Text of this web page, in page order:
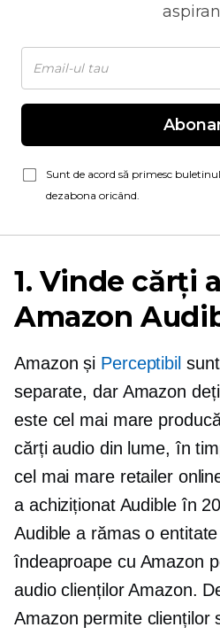
Sunt de acord să primesc
dezabona oricând.
1. Vinde cărți
Amazon
Amazon și Perceptibil
separate, dar Amazon
este cel mai mare
cărți audio din lume, în
cel mai mare retailer
a achiziționat Audible în
Audible a rămas o
îndeaproape cu Amazon
audio clienților Amazon.
Amazon permite clienților